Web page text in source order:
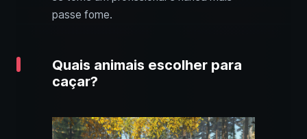
passe fome.
Quais animais escolher para
caçar?